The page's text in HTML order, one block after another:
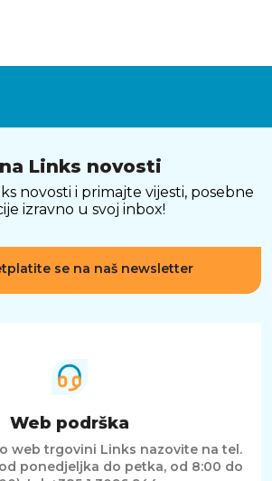
Links novosti
novosti i primajte vijesti, posebne
izravno u svoj inbox!
se na naš newsletter
Web podrška
web trgovini Links nazovite na tel.
ponedjeljka do petka, od 8:00 do